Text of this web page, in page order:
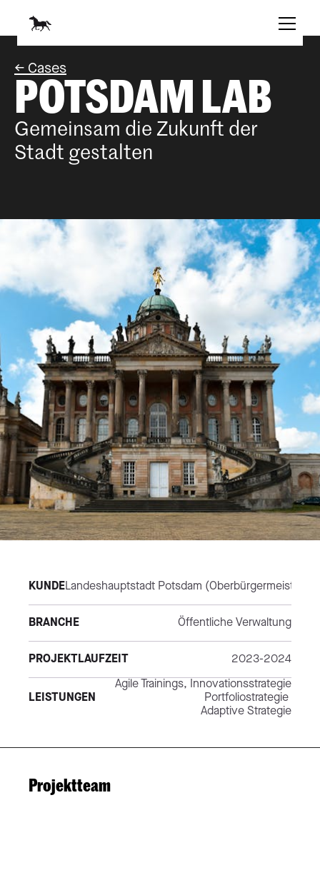
<- Cases
POTSDAM LAB
Gemeinsam die Zukunft der
Stadt gestalten
KUNDELandeshauptstadt Potsdam (Oberbürgermeister)
BRANCHE Öffentliche Verwaltung
PROJEKTLAUFZEIT 2023-2024
LEISTUNGEN
Agile Trainings, Innovationsstrategie
Portfoliostrategie
Adaptive Strategie
Projektteam